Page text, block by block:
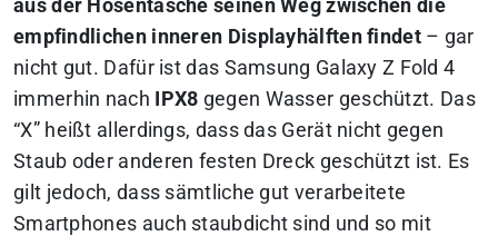
aus der Hosentasche seinen Weg zwischen die
empfindlichen inneren Displayhälften findet– gar
nicht gut. Dafür ist das Samsung Galaxy Z Fold 4
immerhin nach IPX8 gegen Wasser geschützt. Das
“X” heißt allerdings, dass das Gerät nicht gegen
Staub oder anderen festen Dreck geschützt ist. Es
gilt jedoch, dass sämtliche gut verarbeitete
Smartphones auch staubdicht sind und so mit